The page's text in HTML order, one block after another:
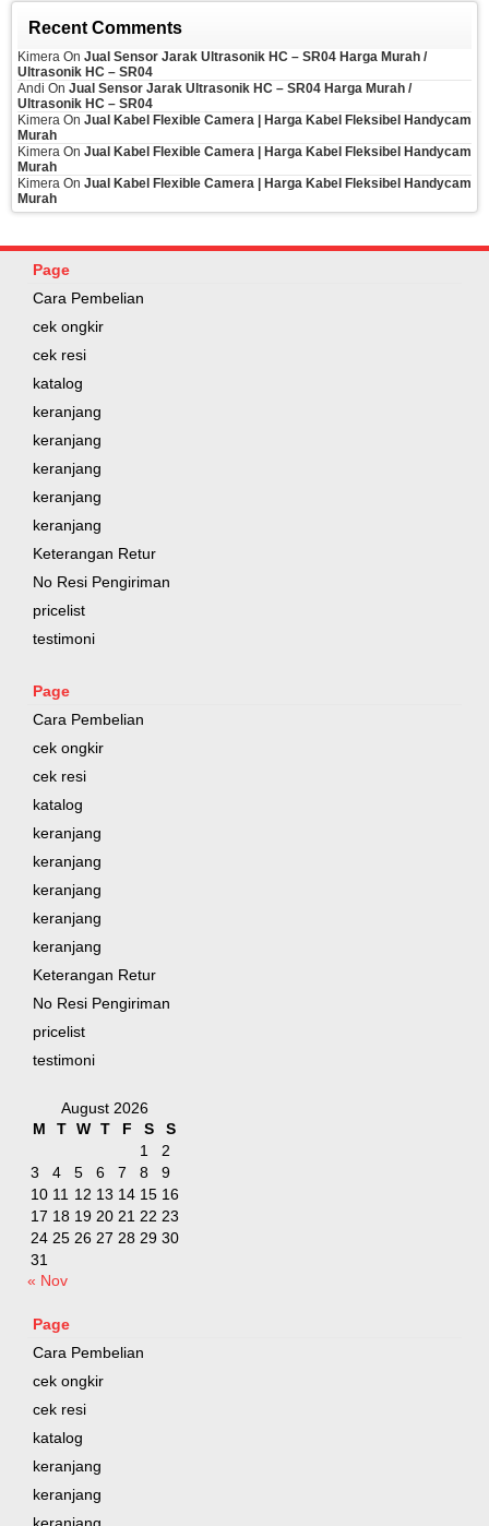
Recent Comments
Kimera On Jual Sensor Jarak Ultrasonik HC – SR04 Harga Murah /
Ultrasonik HC – SR04
Andi On Jual Sensor Jarak Ultrasonik HC – SR04 Harga Murah /
Ultrasonik HC – SR04
Kimera On Jual Kabel Flexible Camera | Harga Kabel Fleksibel Handycam
Murah
Kimera On Jual Kabel Flexible Camera | Harga Kabel Fleksibel Handycam
Murah
Kimera On Jual Kabel Flexible Camera | Harga Kabel Fleksibel Handycam
Murah
Page
Cara Pembelian
cek ongkir
cek resi
katalog
keranjang
keranjang
keranjang
keranjang
keranjang
Keterangan Retur
No Resi Pengiriman
pricelist
testimoni
Page
Cara Pembelian
cek ongkir
cek resi
katalog
keranjang
keranjang
keranjang
keranjang
keranjang
Keterangan Retur
No Resi Pengiriman
pricelist
testimoni
August 2026
M
T W T F S
S
1
2
3
4 5 6 7 8
9
10 11 12 13 14 15 16
17 18 19 20 21 22 23
24 25 26 27 28 29 30
31
« Nov
Page
Cara Pembelian
cek ongkir
cek resi
katalog
keranjang
keranjang